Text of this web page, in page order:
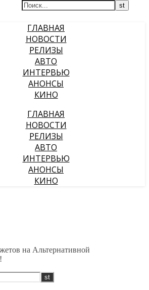
ГЛАВНАЯ
НОВОСТИ
РЕЛИЗЫ
АВТО
ИНТЕРВЬЮ
АНОНСЫ
КИНО
ГЛАВНАЯ
НОВОСТИ
РЕЛИЗЫ
АВТО
ИНТЕРВЬЮ
АНОНСЫ
КИНО
на Альтернативной